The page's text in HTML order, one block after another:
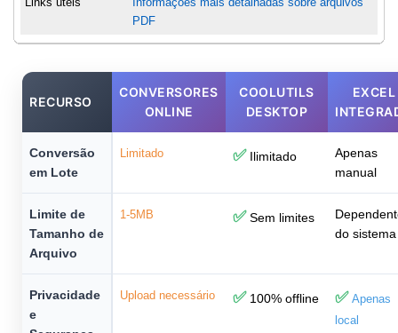
PDF
RECURSO
CONVERSORES
ONLINE
COOLUTILS
DESKTOP
EXCEL
Conversão
em Lote
Limitado ✅Ilimitado
Apenas
manual
Limite de
Tamanho de
Arquivo
1-5MB ✅Sem limites
do sistema
Privacidade
e
Upload necessário ✅100% offline ✅ Apenas
local